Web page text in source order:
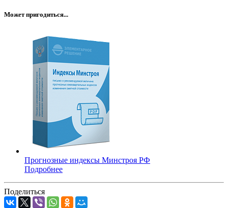
Может пригодиться...
Прогнозные индексы Минстроя РФ
Подробнее
Поделиться